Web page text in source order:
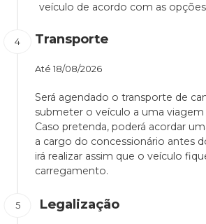
veículo de acordo com as
Transporte
Até 18/08/2026
Será agendado o transporte de
submeter o veículo a uma
Caso pretenda, poderá acordar
a cargo do concessionário antes
irá realizar assim que o veículo
carregamento.
Legalização